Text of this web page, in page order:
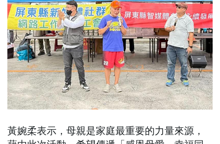
黃婉柔表示，母親是家庭最重要的力量來源，